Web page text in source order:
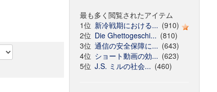
最も多く閲覧されたアイテム
1位 新冷戦期における... (910)
2位 Die Ghettogeschi... (810)
3位 通信の安全保障に... (643)
4位 ショート動画の効... (623)
5位 J.S. ミルの社会... (460)